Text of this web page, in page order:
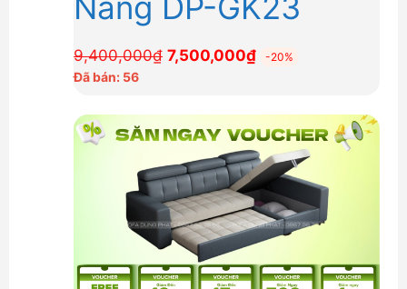
9,400,000₫ Giá
7,500,000₫Giá
7,500,000₫.
-20%
Đã bán: 56